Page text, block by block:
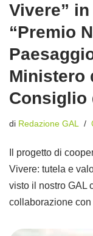
Vivere”
“Premio
Ministero
Consiglio
di Redazione GAL
Il progetto di
Vivere: tutela e
visto il nostro GAL
collaborazione